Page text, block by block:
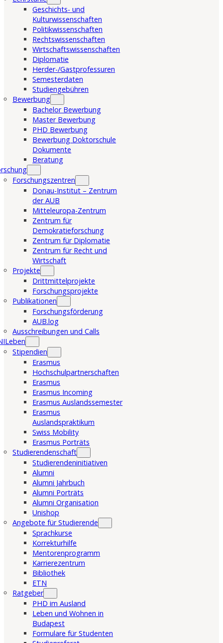
Geschichts- und
Kulturwissenschaften
Politikwissenschaften
Rechtswissenschaften
Wirtschaftswissenschaften
Diplomatie
Herder-/Gastprofessuren
Semesterdaten
Studiengebühren
Bewerbung
Bachelor Bewerbung
Master Bewerbung
PHD Bewerbung
Bewerbung Doktorschule
Dokumente
Beratung
Forschungszentren
Donau-Institut – Zentrum
der AUB
Mitteleuropa-Zentrum
Zentrum für
Demokratieforschung
Zentrum für Diplomatie
Zentrum für Recht und
Wirtschaft
Projekte
Drittmittelprojekte
Forschungsprojekte
Publikationen
Forschungsförderung
AUB.log
Ausschreibungen und Calls
Stipendien
Erasmus
Hochschulpartnerschaften
Erasmus
Erasmus Incoming
Erasmus Auslandssemester
Erasmus
Auslandspraktikum
Swiss Mobility
Erasmus Porträts
Studierendenschaft
Studierendeninitiativen
Alumni
Alumni Jahrbuch
Alumni Porträts
Alumni Organisation
Unishop
Angebote für Studierende
Sprachkurse
Korrekturhilfe
Mentorenprogramm
Karrierezentrum
Bibliothek
ETN
Ratgeber
PHD im Ausland
Leben und Wohnen in
Budapest
Formulare für Studenten